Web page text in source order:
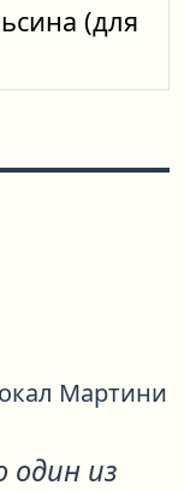
(для
Мартини
из